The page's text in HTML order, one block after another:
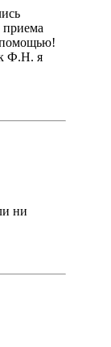
приема
помощью!
к Ф.Н. я
ни